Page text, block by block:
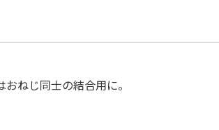
ねじ同士の結合用に。